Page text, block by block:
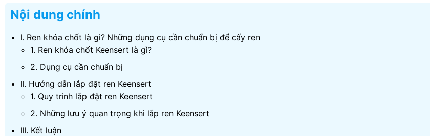
Nội dung chính
I. Ren khóa chốt là gì? Những dụng cụ cần chuẩn bị để cấy ren
1. Ren khóa chốt Keensert là gì?
2. Dụng cụ cần chuẩn bị
II. Hướng dẫn lắp đặt ren Keensert
1. Quy trình lắp đặt ren Keensert
2. Những lưu ý quan trọng khi lắp ren Keensert
III. Kết luận